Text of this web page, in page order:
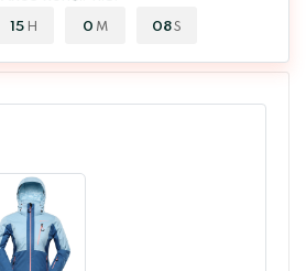
15 H 0 M 07 S